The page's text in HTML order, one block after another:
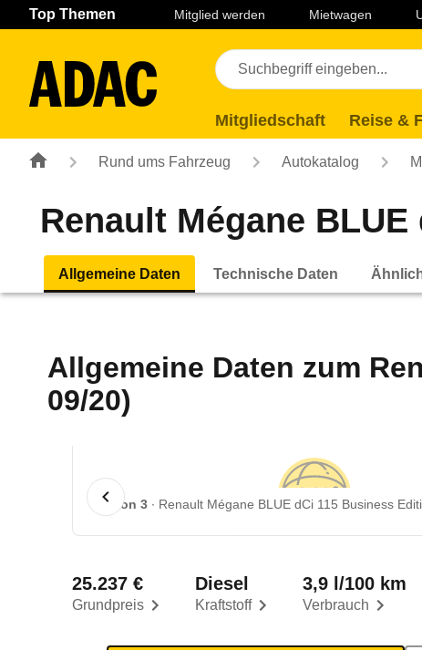
Navigation Seiteninhalt Fußzeile
Top Themen Mitglied werden Mietwagen
Mitgliedschaft Reise &
Rund ums Fahrzeug Autokatalog
Renault Mégane
Allgemeine Daten Technische Daten
Allgemeine Daten zum
09/20)
1 von 3 Renault Mégane BLUE dCi 115 Business
Grundpreis
25.237 €
Kraftstoff
Diesel
Verbrauch
3,9 l/100 km